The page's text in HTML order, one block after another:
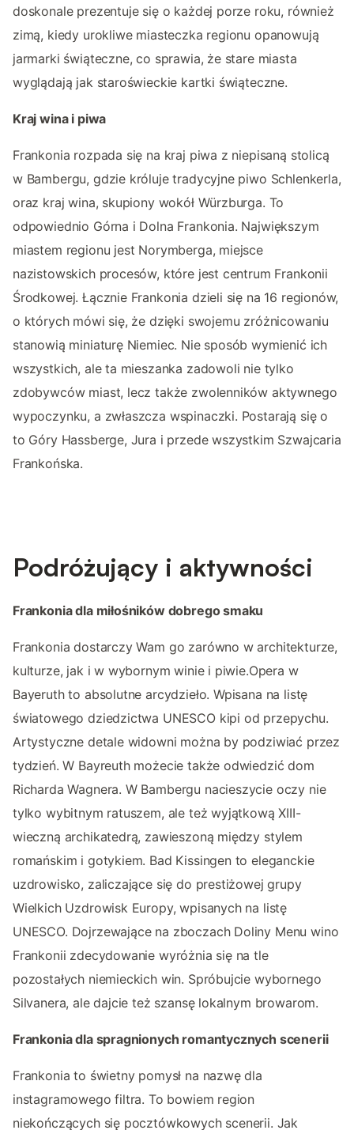
doskonale prezentuje się o każdej porze roku, również
zimą, kiedy urokliwe miasteczka regionu opanowują
jarmarki świąteczne, co sprawia, że stare miasta
wyglądają jak staroświeckie kartki świąteczne.
Kraj wina i piwa
Frankonia rozpada się na kraj piwa z niepisaną stolicą
w Bambergu, gdzie króluje tradycyjne piwo Schlenkerla,
oraz kraj wina, skupiony wokół Würzburga. To
odpowiednio Górna i Dolna Frankonia. Największym
miastem regionu jest Norymberga, miejsce
nazistowskich procesów, które jest centrum Frankonii
Środkowej. Łącznie Frankonia dzieli się na 16 regionów,
o których mówi się, że dzięki swojemu zróżnicowaniu
stanowią miniaturę Niemiec. Nie sposób wymienić ich
wszystkich, ale ta mieszanka zadowoli nie tylko
zdobywców miast, lecz także zwolenników aktywnego
wypoczynku, a zwłaszcza wspinaczki. Postarają się o
to Góry Hassberge, Jura i przede wszystkim Szwajcaria
Frankońska.
Podróżujący i aktywności
Frankonia dla miłośników dobrego smaku
Frankonia dostarczy Wam go zarówno w architekturze,
kulturze, jak i w wybornym winie i piwie.Opera w
Bayeruth to absolutne arcydzieło. Wpisana na listę
światowego dziedzictwa UNESCO kipi od przepychu.
Artystyczne detale widowni można by podziwiać przez
tydzień. W Bayreuth możecie także odwiedzić dom
Richarda Wagnera. W Bambergu nacieszycie oczy nie
tylko wybitnym ratuszem, ale też wyjątkową XIII-
wieczną archikatedrą, zawieszoną między stylem
romańskim i gotykiem. Bad Kissingen to eleganckie
uzdrowisko, zaliczające się do prestiżowej grupy
Wielkich Uzdrowisk Europy, wpisanych na listę
UNESCO. Dojrzewające na zboczach Doliny Menu wino
Frankonii zdecydowanie wyróżnia się na tle
pozostałych niemieckich win. Spróbujcie wybornego
Silvanera, ale dajcie też szansę lokalnym browarom.
Frankonia dla spragnionych romantycznych scenerii
Frankonia to świetny pomysł na nazwę dla
instagramowego filtra. To bowiem region
niekończących się pocztówkowych scenerii. Jak